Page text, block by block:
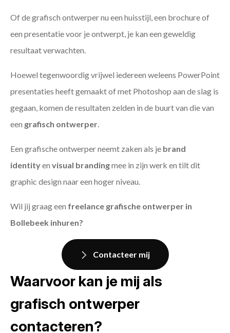
Of de grafisch ontwerper nu een huisstijl, een brochure of
een presentatie voor je ontwerpt, je kan een geweldig
resultaat verwachten.
Hoewel tegenwoordig vrijwel iedereen weleens PowerPoint
presentaties heeft gemaakt of met Photoshop aan de slag is
gegaan, komen de resultaten zelden in de buurt van die van
een grafisch ontwerper
Een grafische ontwerper neemt zaken als je brand
identityen visual brandingmee in zijn werk en tilt dit
graphic design naar een hoger niveau.
Wil jij graag een freelance grafische ontwerper in
Bollebeek inhuren?
Contacteer mij
Waarvoor kan je mij als
grafisch ontwerper
contacteren?